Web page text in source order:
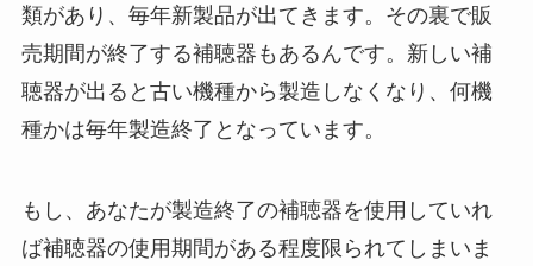
類があり、毎年新製品が出てきます。その裏で販
売期間が終了する補聴器もあるんです。新しい補
聴器が出ると古い機種から製造しなくなり、何機
種かは毎年製造終了となっています。
もし、あなたが製造終了の補聴器を使用していれ
ば補聴器の使用期間がある程度限られてしまいま